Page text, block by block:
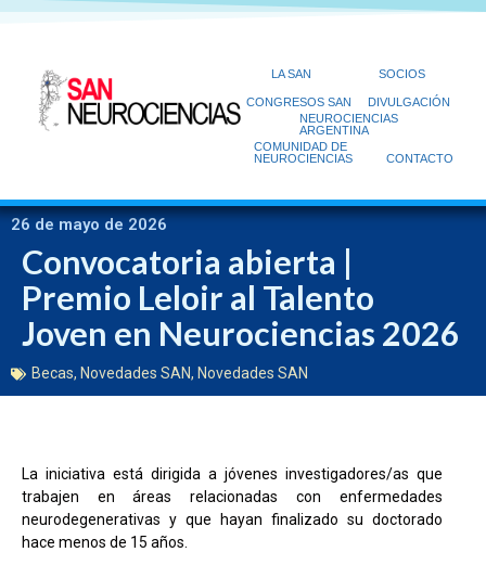
LA SAN SOCIOS
CONGRESOS SAN
DIVULGACIÓN
NEUROCIENCIAS
ARGENTINA
COMUNIDAD DE
NEUROCIENCIAS
CONTACTO
26 de mayo de 2026
Convocatoria abierta |
Premio Leloir al Talento
Joven en Neurociencias 2026
Becas, Novedades SAN, Novedades SAN
La iniciativa está dirigida a jóvenes investigadores/as que
trabajen en áreas relacionadas con enfermedades
neurodegenerativas y que hayan finalizado su doctorado
hace menos de 15 años.